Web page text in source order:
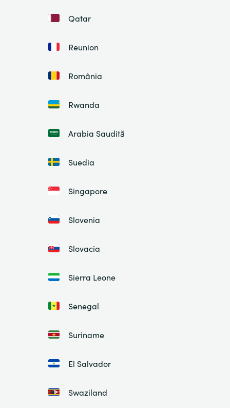
Qatar
Reunion
România
Rwanda
Arabia Saudită
Suedia
Singapore
Slovenia
Slovacia
Sierra Leone
Senegal
Suriname
El Salvador
Swaziland